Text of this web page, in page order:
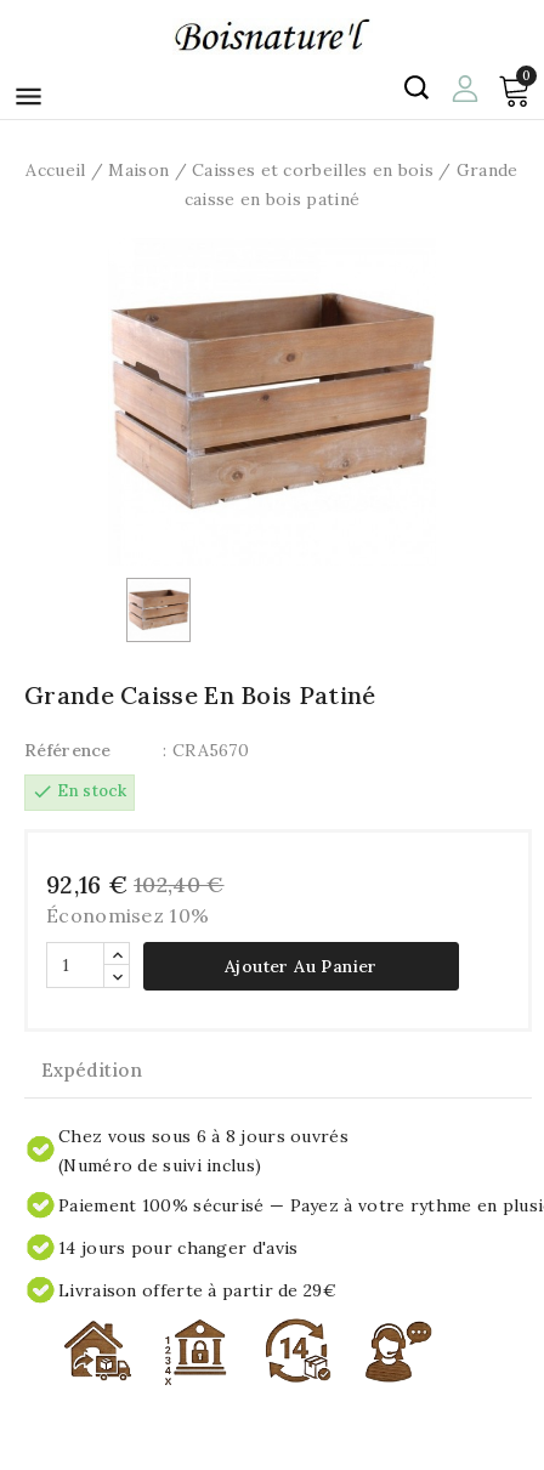

0
Accueil Maison Caisses et corbeilles en bois
Grande
caisse en bois patiné
Grande Caisse En Bois Patiné
Référence
: CRA5670
check En stock
92,16 € 102,40 €
Économisez 10%
Ajouter Au Panier
Expédition
Chez vous sous 6 à 8 jours ouvrés
(Numéro de suivi inclus)
Paiement 100% sécurisé — Payez à votre rythme en
14 jours pour changer d'avis
Livraison offerte à partir de 29€